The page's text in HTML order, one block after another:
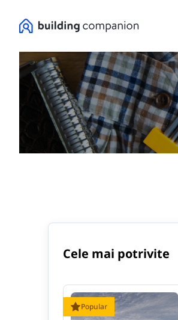
Cele mai potrivite
Popular